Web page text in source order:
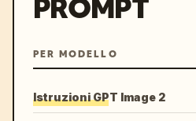
PROMPT
PER MODELLO
Istruzioni GPT Image 2